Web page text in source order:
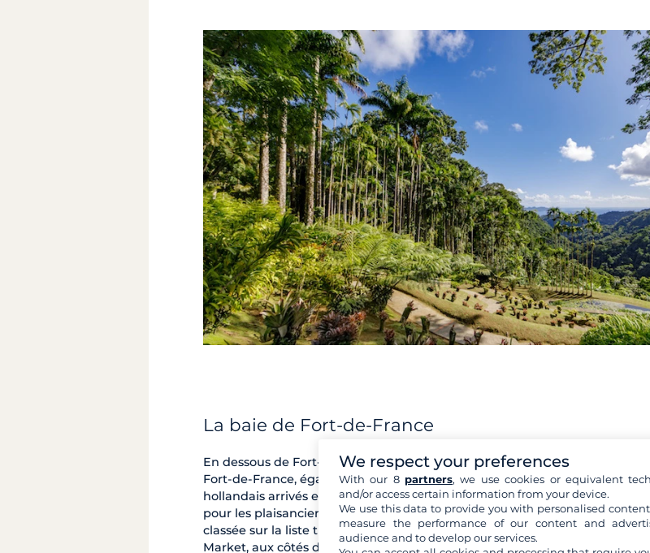
La baie de Fort-de-France
En dessous de Fort-de-France se dessine un bassin enclavé dans la côte
Fort-de-France, également appeléeBaie des Flamands,en hommage aux
hollandais arrivés en Martinique au XVIIème siècle, est un magnifique
pour les plaisanciers qui ontloué un catamaran en Martinique.Depuis
classée sur la liste très exclusive desplus belles baies au mondeselon le
Market, aux côtés de la baie de San Francisco des États-Unis et de la baie
We respect your preferences
With our 8 partners, we use cookies or equivalent
and/or access certain information from your device.
We use this data to provide you with personalised
measure the performance of our content and
audience and to develop our services.